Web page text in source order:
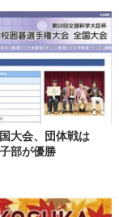
大会、団体戦は
部が優勝